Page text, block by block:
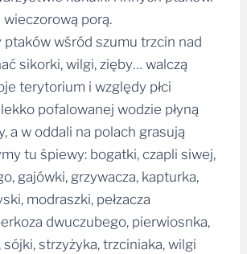
wieczorową porą.
ptaków wśród szumu trzcin nad
sikorki, wilgi, zięby… walczą
terytorium i względy płci
pofalowanej wodzie płyną
a w oddali na polach grasują
tu śpiewy: bogatki, czapli siwej,
gajówki, grzywacza, kapturka,
modraszki, pełzacza
dwuczubego, pierwiosnka,
strzyżyka, trzciniaka, wilgi